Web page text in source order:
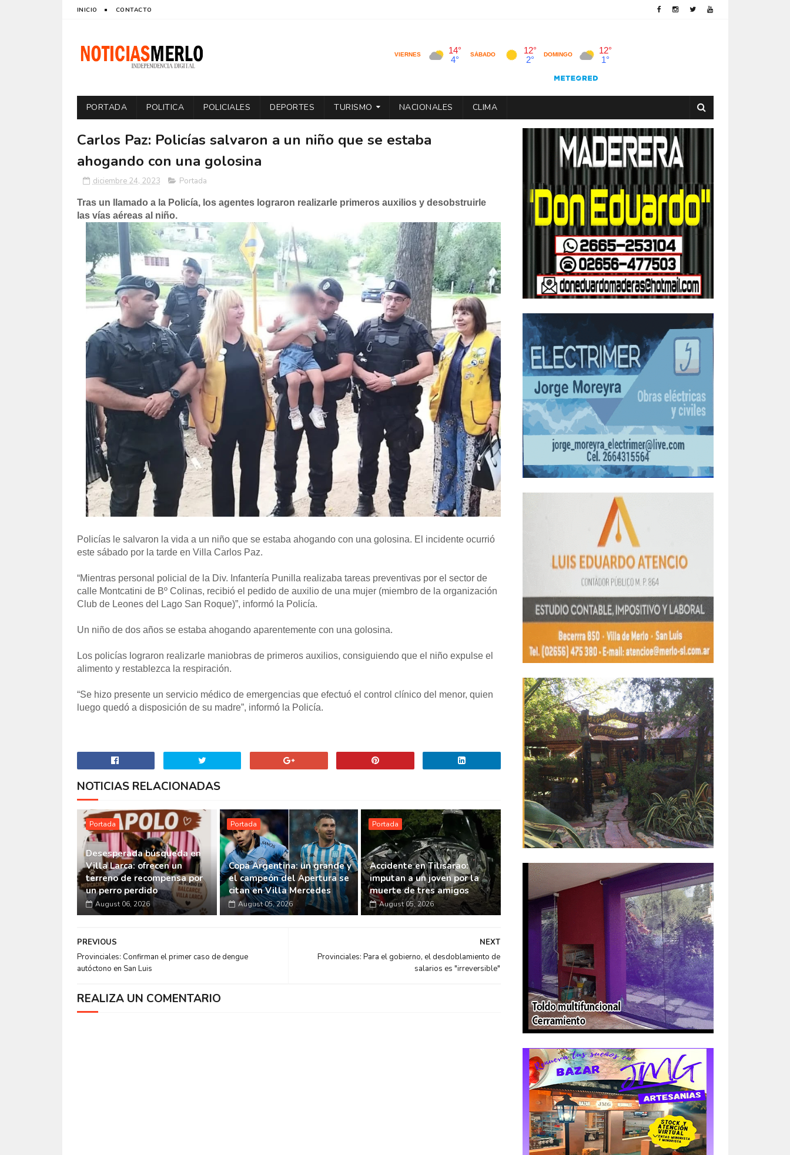
INICIO CONTACTO
PORTADA POLITICA POLICIALES DEPORTES TURISMO NACIONALES CLIMA
Carlos Paz: Policías salvaron a un niño que se estaba
ahogando con una golosina
diciembre 24, 2023 Portada
Tras un llamado a la Policía, los agentes lograron realizarle primeros auxilios y desobstruirle
las vías aéreas al niño.
Policías le salvaron la vida a un niño que se estaba ahogando con una golosina. El incidente ocurrió
este sábado por la tarde en Villa Carlos Paz.
“Mientras personal policial de la Div. Infantería Punilla realizaba tareas preventivas por el sector de
calle Montcatini de Bº Colinas, recibió el pedido de auxilio de una mujer (miembro de la organización
Club de Leones del Lago San Roque)”, informó la Policía.
Un niño de dos años se estaba ahogando aparentemente con una golosina.
Los policías lograron realizarle maniobras de primeros auxilios, consiguiendo que el niño expulse el
alimento y restablezca la respiración.
“Se hizo presente un servicio médico de emergencias que efectuó el control clínico del menor, quien
luego quedó a disposición de su madre”, informó la Policía.
NOTICIAS RELACIONADAS
Portada
Desesperada búsqueda en
Villa Larca: ofrecen un
terreno de recompensa por
un perro perdido
August 06, 2026
Portada
Copa Argentina: un grande y
el campeón del Apertura se
citan en Villa Mercedes
August 05, 2026
Portada
Accidente en Tilisarao:
imputan a un joven por la
muerte de tres amigos
August 05, 2026
NEXT
Provinciales: Para el gobierno, el desdoblamiento de
salarios es "irreversible"
PREVIOUS
Provinciales: Confirman el primer caso de dengue
autóctono en San Luis
REALIZA UN COMENTARIO